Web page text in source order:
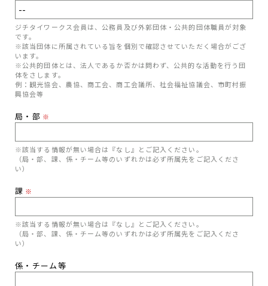
ジチタイワークス会員は、公務員及び外郭団体・公共的団体職員が対象
です。
※該当団体に所属されている旨を個別で確認させていただく場合がござ
います。
※公共的団体とは、法人であるか否かは問わず、公共的な活動を行う団
体をさします。
例：観光協会、農協、商工会、商工会議所、社会福祉協議会、市町村振
興協会等
局・部 ※
※該当する情報が無い場合は『なし』とご記入ください。
（局・部、課、係・チーム等のいずれかは必ず所属先をご記入くださ
い）
課 ※
※該当する情報が無い場合は『なし』とご記入ください。
（局・部、課、係・チーム等のいずれかは必ず所属先をご記入くださ
い）
係・チーム等